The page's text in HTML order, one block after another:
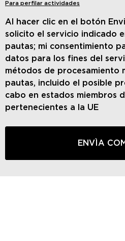
Para perfilar actividades
Al hacer clic en el botón
solicito el servicio indicado
pautas; mi consentimiento
datos para los fines del
métodos de procesamiento
pautas, incluido el posible
cabo en estados miembros
pertenecientes a la UE